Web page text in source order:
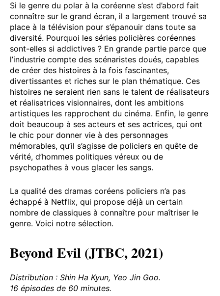
Si le genre du polar à la coréenne s’est d’abord fait
connaître sur le grand écran, il a largement trouvé sa
place à la télévision pour s’épanouir dans toute sa
diversité. Pourquoi les séries policières coréennes
sont-elles si addictives ? En grande partie parce que
l’industrie compte des scénaristes doués, capables
de créer des histoires à la fois fascinantes,
divertissantes et riches sur le plan thématique. Ces
histoires ne seraient rien sans le talent de réalisateurs
et réalisatrices visionnaires, dont les ambitions
artistiques les rapprochent du cinéma. Enfin, le genre
doit beaucoup à ses acteurs et ses actrices, qui ont
le chic pour donner vie à des personnages
mémorables, qu’il s’agisse de policiers en quête de
vérité, d’hommes politiques véreux ou de
psychopathes à vous glacer les sangs.
La qualité des dramas coréens policiers n’a pas
échappé à Netflix, qui propose déjà un certain
nombre de classiques à connaître pour maîtriser le
genre. Voici notre sélection.
Beyond Evil (JTBC, 2021)
Distribution : Shin Ha Kyun, Yeo Jin Goo.
16 épisodes de 60 minutes.